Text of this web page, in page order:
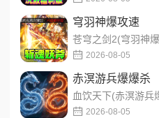
穹羽神爆攻速
2026-08-05
赤溟游兵爆爆杀
2026-08-05